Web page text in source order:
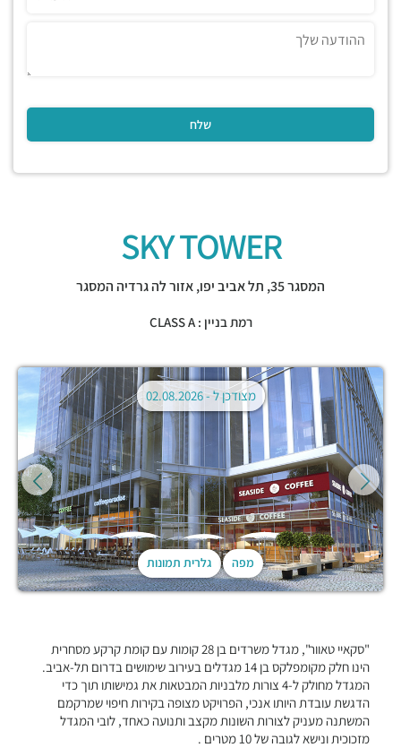
SKY TOWER
המסגר 35, תל אביב יפו,אזור לה גרדיה המסגר
רמת בניין : CLASS A
מפה גלרית תמונות
מצודכן ל -02.08.2026
"סקאיי טאוור", מגדל משרדים בן 28 קומות עם קומת קרקע מסחרית
הינו חלק מקומפלקס בן 14 מגדלים בעירוב שימושים בדרום תל-אביב.
המגדל מחולק ל-4 צורות מלבניות המבטאות את גמישותו תוך כדי
הדגשת עובדת היותו אנכי, הפרויקט מצופה בקירות חיפוי שמרקמם
המשתנה מעניק לצורות השונות מקצב ותנועה כאחד, לובי המגדל
מזכוכית ונישא לגובה של 10 מטרים .